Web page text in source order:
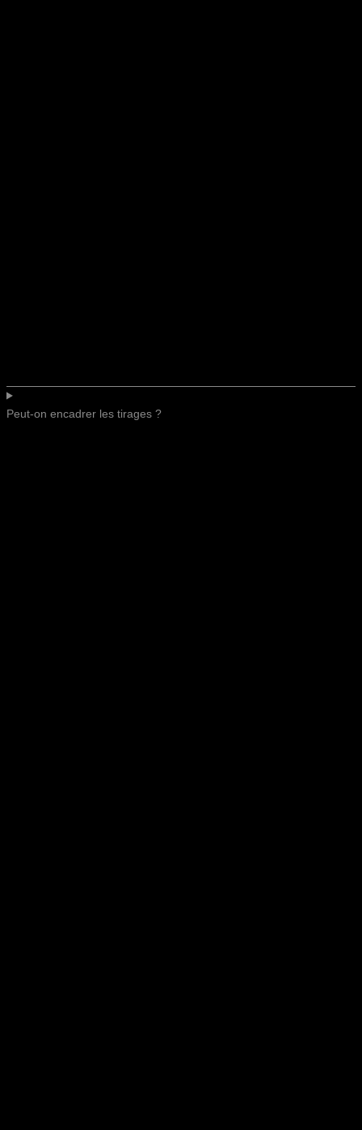
Peut-on encadrer les tirages ?